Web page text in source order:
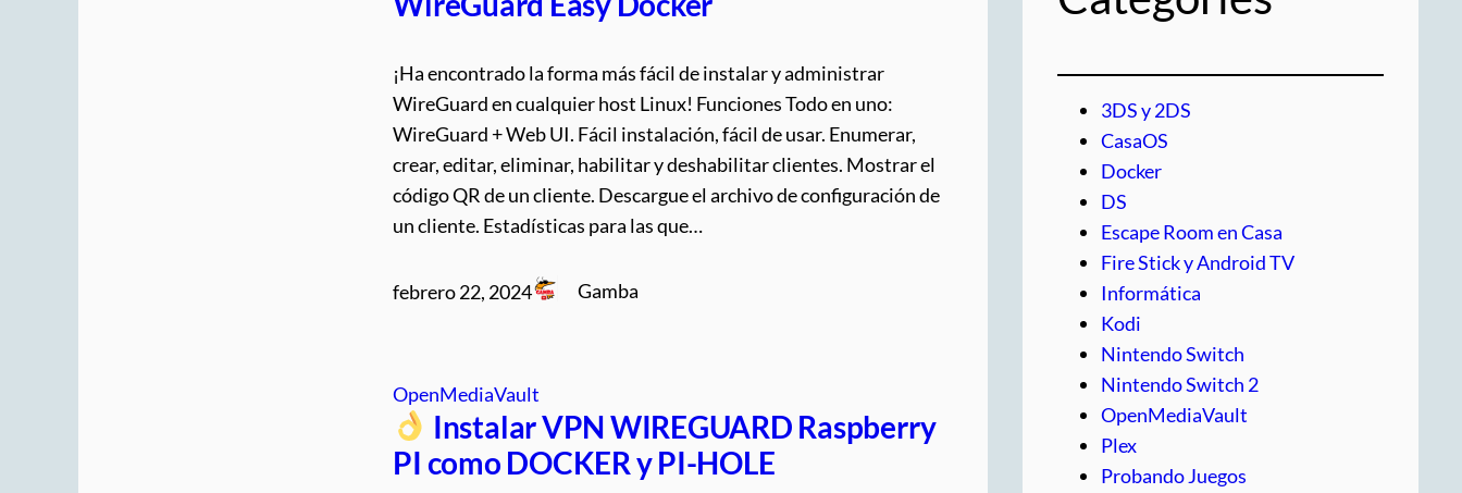
¡Ha encontrado la forma más fácil de instalar y administrar
WireGuard en cualquier host Linux! Funciones Todo en uno:
WireGuard + Web UI. Fácil instalación, fácil de usar. Enumerar,
crear, editar, eliminar, habilitar y deshabilitar clientes. Mostrar el
código QR de un cliente. Descargue el archivo de configuración de
un cliente. Estadísticas para las que…
febrero 22, 2024 Gamba
OpenMediaVault
Instalar VPN WIREGUARD Raspberry
PI como DOCKER y PI-HOLE
3DS y 2DS
CasaOS
Docker
DS
Escape Room en Casa
Fire Stick y Android TV
Informática
Kodi
Nintendo Switch
Nintendo Switch 2
OpenMediaVault
Plex
Probando Juegos